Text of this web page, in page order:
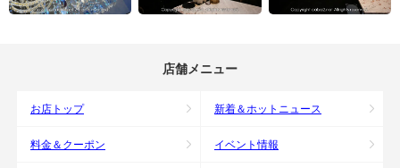
店舗メニュー
お店トップ 新着＆ホットニュース
料金＆クーポン イベント情報